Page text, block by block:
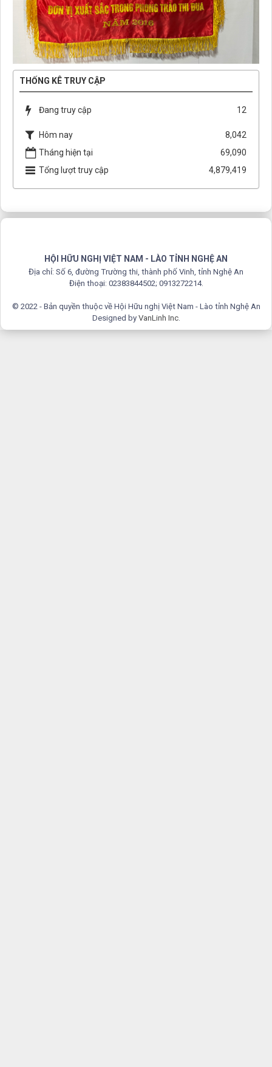
THỐNG KÊ TRUY CẬP
Đang truy cập 12
Hôm nay
8,042
Tháng hiện tại
69,090
Tổng lượt truy cập
4,879,419
HỘI HỮU NGHỊ VIỆT NAM - LÀO TỈNH NGHỆ AN
Địa chỉ: Số 6, đường Trường thi, thành phố Vinh, tỉnh Nghệ An
Điện thoại: 02383844502; 0913272214.
© 2022 - Bản quyền thuộc về Hội Hữu nghị Việt Nam - Lào tỉnh Nghệ An
Designed by VanLinh Inc.